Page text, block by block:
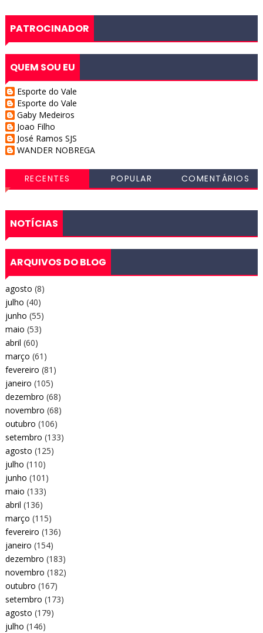
PATROCINADOR
QUEM SOU EU
Esporte do Vale
Esporte do Vale
Gaby Medeiros
Joao Filho
José Ramos SJS
WANDER NOBREGA
RECENTES POPULAR COMENTÁRIOS
NOTÍCIAS
ARQUIVOS DO BLOG
agosto (8)
julho (40)
junho (55)
maio (53)
abril (60)
março (61)
fevereiro (81)
janeiro (105)
dezembro (68)
novembro (68)
outubro (106)
setembro (133)
agosto (125)
julho (110)
junho (101)
maio (133)
abril (136)
março (115)
fevereiro (136)
janeiro (154)
dezembro (183)
novembro (182)
outubro (167)
setembro (173)
agosto (179)
julho (146)